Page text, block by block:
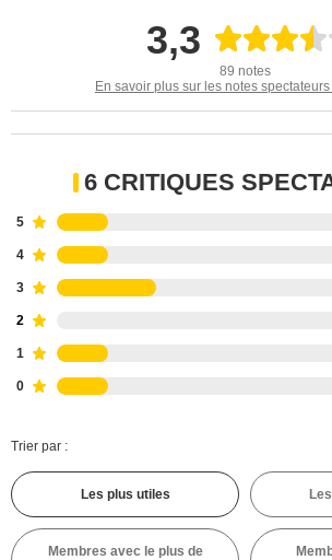
3,3
89 notes
En savoir plus sur les notes
6 CRITIQUES
5
4
3
2
1
0
Trier par :
Les plus utiles
Membres avec le plus de